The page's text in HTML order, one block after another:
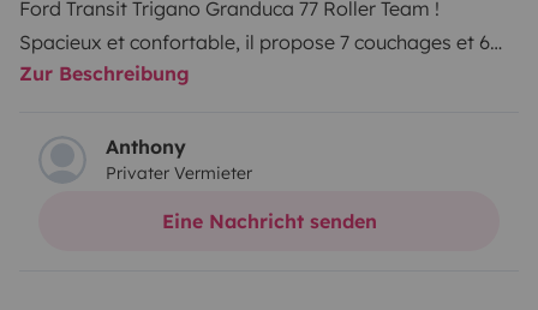
Ford Transit Trigano Granduca 77 Roller Team !
Spacieux et confortable, il propose 7 couchages et 6
places assises homologuées route, idéal pour les tribus
convivialité. Sa hauteur de 2,93 m permet le passage
sous la majorité des ponts et offre un habitacle
lumineux et aéré.
Zur Beschreibung
Anthony
Privater Vermieter
Eine Nachricht senden